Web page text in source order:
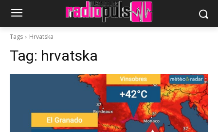
Tags Hrvatska
Tag: hrvatska